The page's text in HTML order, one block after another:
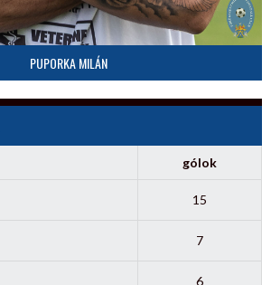
PUPORKA MILÁN
gólok
15
7
6